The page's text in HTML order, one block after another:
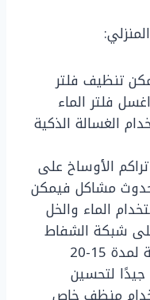
تنظيف فلتر
فلتر الماء
الغسالة الذكية
الأوساخ على
مشاكل فيمكن
الماء والخل
شبكة الشفاط
اتركي المحلول على الشبكة لمدة 15-20
لتحسين
منظف خاص